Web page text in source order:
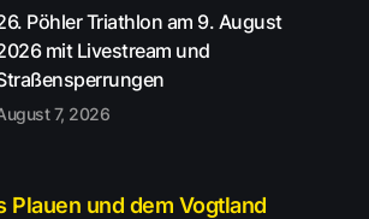
Pöhler Triathlon am 9. August
mit Livestream und
7, 2026
Plauen und dem Vogtland